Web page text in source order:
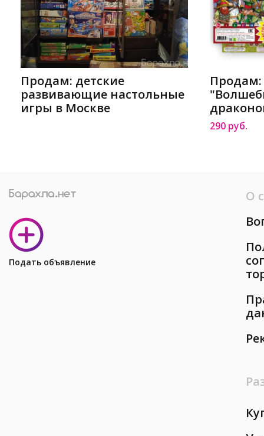
Продам: детские
развивающие настольные
игры в Москве
Продам:
290 руб.
Подать объявление
О